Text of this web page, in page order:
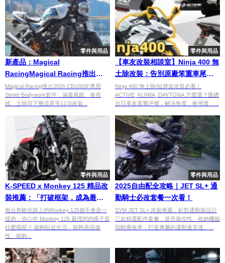
零件與用品
新產品：Magical
RacingMagical Racing推出
CB1000F專用碳纖維套件！
Street Bodywork完整升級登場
推出 CB1000F 專用 Street
Magical Racing推出2026 CB1000F專用
Street Bodywork套件，涵蓋風鏡、後視
鏡、土除與下整流罩等11項改裝...
零件與用品
【車友改裝相談室】Ninja 400 無
土除改裝：告別原廠笨重車尾！
「翹」得剛剛好？｜台日車友評
價匯總
Ninja 400 無土除/短牌架改裝必看！
ACTIVE, KIJIMA, DAYTONA 怎麼選？匯總
台日車友真實評價，解決角度、耐用度、...
零件與用品
K-SPEED x Monkey 125 精品改
裝推薦：「打破框架，成為最灑
脫的街道焦點」
每台奔馳在路上的Monkey 125都不會是一
樣的，你心中 Monkey 125 最理想的樣子是
什麼樣呢？ 能夠貼近生活、能夠表現個
性、能夠...
零件與用品
2025自由配全攻略｜JET SL+ 通
勤騎士必改套餐一次看！
SYM JET SL+ 改裝推薦，針對通勤族設計
三款精選配件套餐，提升操控性、收納機能
與騎乘效率，打造專屬的通勤速克達。...